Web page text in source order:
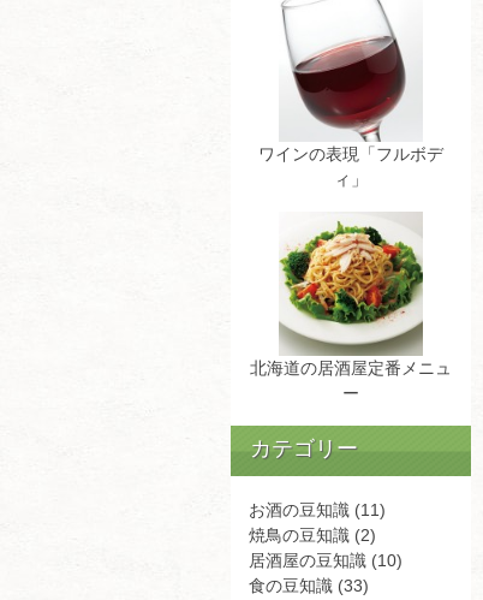
ワインの表現「フルボデ
ィ」
北海道の居酒屋定番メニュ
ー
カテゴリー
お酒の豆知識 (11)
焼鳥の豆知識 (2)
居酒屋の豆知識 (10)
食の豆知識 (33)